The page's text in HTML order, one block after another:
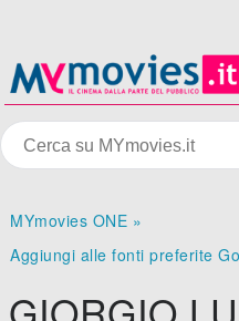
MYmovies ONE »
Aggiungi alle fonti preferite